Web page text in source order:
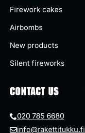
Firework cakes
Airbombs
New products
Silent fireworks
CONTACT US
020 785 6680
info@rakettitukku.fi